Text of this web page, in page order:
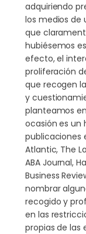
adquiriendo
los medios de
que
hubiésemos
efecto, el
proliferación
que recogen
y
planteamos
ocasión es un
publicaciones
Atlantic, The
ABA Journal,
Business
nombrar
recogido y
en las
propias de las